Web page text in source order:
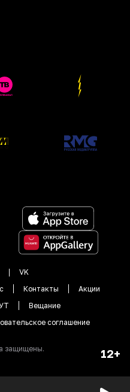
VK
Контакты
Акции
Вещание
соглашение
защищены. 12+